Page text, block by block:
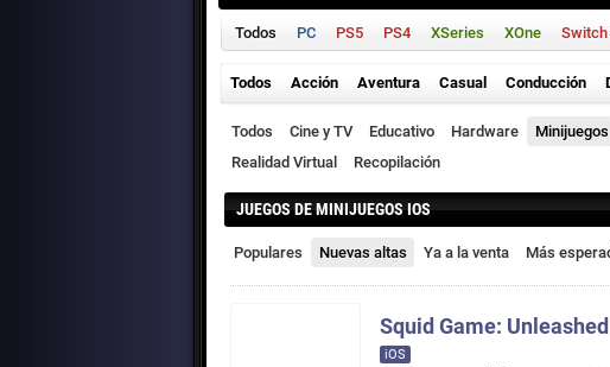
Todos PC PS5 PS4 XSeries XOne Switch
Todos Acción Aventura Casual Conducción
Todos Cine y TV Educativo Hardware Minijuegos
Realidad Virtual
Recopilación
JUEGOS DE MINIJUEGOS IOS
Populares Nuevas altas Ya a la venta Más
Squid Game: Unleashed
iOS